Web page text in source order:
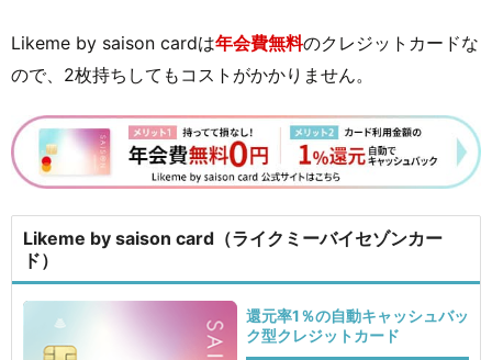
Likeme by saison cardは年会費無料のクレジットカードな
ので、2枚持ちしてもコストがかかりません。
Likeme by saison card（ライクミーバイセゾンカー
ド）
還元率1％の自動キャッシュバッ
ク型クレジットカード